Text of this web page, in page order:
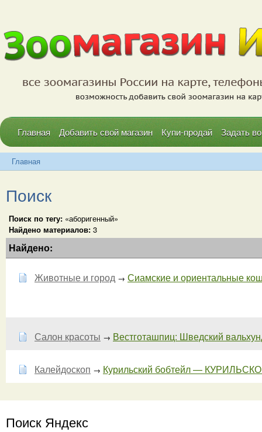
Главная Добавить свой магазин Купи-продай Задать
Главная
Поиск
Поиск по тегу: «аборигенный»
Найдено материалов: 3
Найдено:
Животные и город → Сиамские и ориентальные
Салон красоты → Вестготашпиц: Шведский
Калейдоскоп → Курильский бобтейл —
Поиск Яндекс